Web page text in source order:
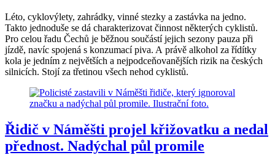
Léto, cyklovýlety, zahrádky, vinné stezky a zastávka na jedno.
Takto jednoduše se dá charakterizovat činnost některých cyklistů.
Pro celou řadu Čechů je běžnou součástí jejich sezony pauza při
jízdě, navíc spojená s konzumací piva. A právě alkohol za řídítky
kola je jedním z největších a nejpodceňovanějších rizik na českých
silnicích. Stojí za třetinou všech nehod cyklistů.
Řidič v Náměšti projel křižovatku a nedal
přednost. Nadýchal půl promile